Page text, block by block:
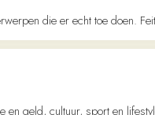
wetenschap, en recensies